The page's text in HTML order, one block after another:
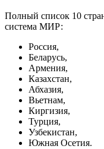
Полный список 10
система МИР:
Россия,
Беларусь,
Армения,
Казахстан,
Абхазия,
Вьетнам,
Киргизия,
Турция,
Узбекистан,
Южная Осетия.